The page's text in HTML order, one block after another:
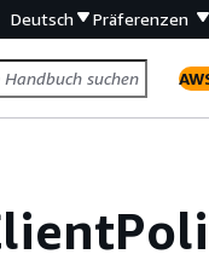
Deutsch Präferenzen